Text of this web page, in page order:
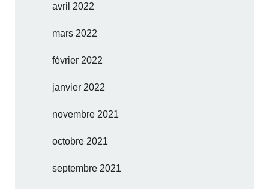
avril 2022
mars 2022
février 2022
janvier 2022
novembre 2021
octobre 2021
septembre 2021